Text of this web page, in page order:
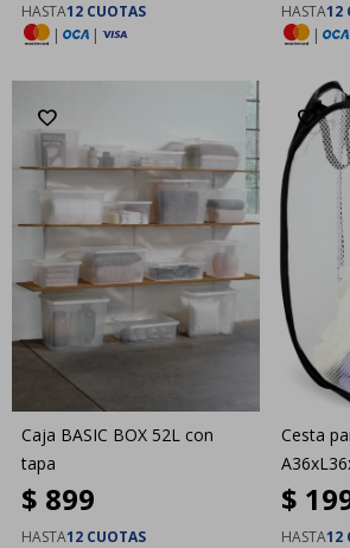
HASTA12 CUOTAS
|
|
HASTA12
|
Caja BASIC BOX 52L con
tapa
$ 899
HASTA12 CUOTAS
Cesta
$
HASTA12